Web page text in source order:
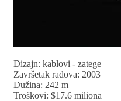
Dizajn: kablovi - zatege
Završetak radova: 2003
Dužina: 242 m
Troškovi: $17.6 miliona